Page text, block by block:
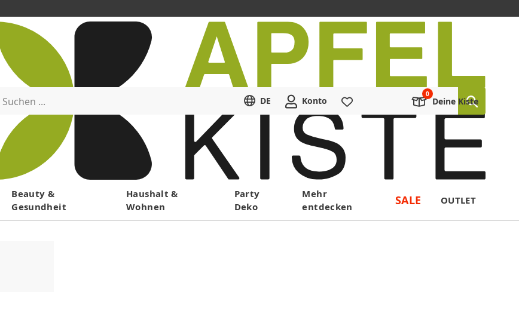
Menü
Suchen ... DE Konto Deine Kiste
Beauty &
Gesundheit
Haushalt &
Wohnen
Party
Deko
Mehr
entdecken
SALE OUTLET